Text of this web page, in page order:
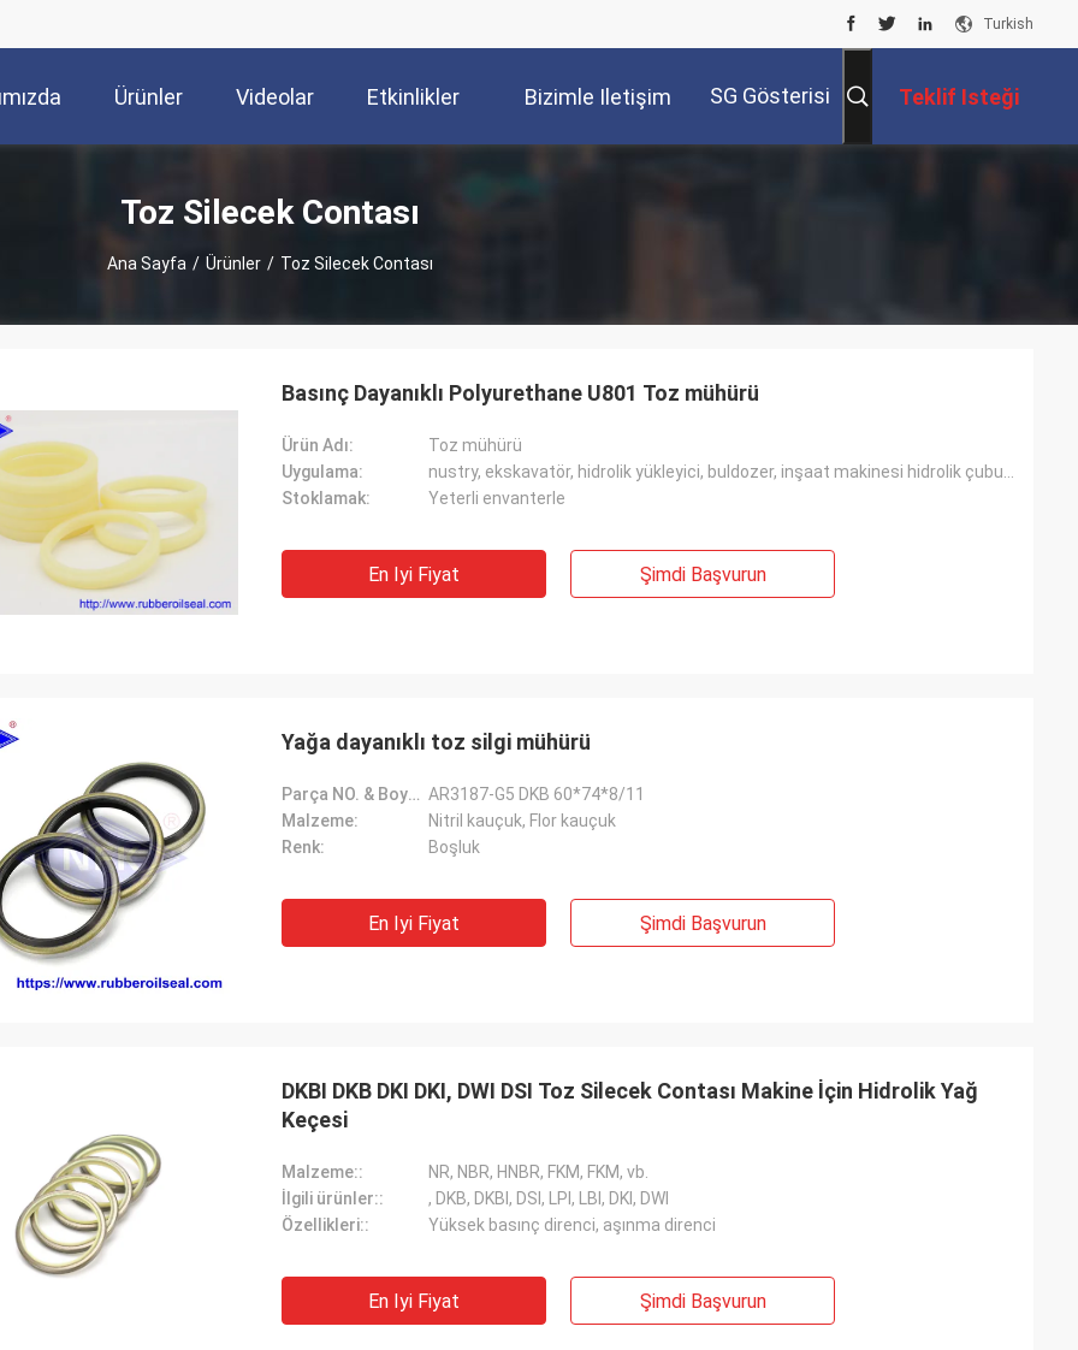
Turkish
Ürünler Videolar Etkinlikler Bizimle Iletişim SG Gösterisi Teklif Isteği
Toz Silecek Contası
Ana Sayfa / Ürünler / Toz Silecek Contası
Basınç Dayanıklı Polyurethane U801 Toz mühürü
Ürün Adı:
Toz mühürü
Uygulama:
Stoklamak:
Yeterli envanterle
En Iyi Fiyat Şimdi Başvurun
Yağa dayanıklı toz silgi mühürü
Parça NO. & Boyut: AR3187-G5 DKB 60*74*8/11
Malzeme:
Nitril kauçuk, Flor kauçuk
Renk:
Boşluk
En Iyi Fiyat Şimdi Başvurun
DKBI DKB DKI DKI, DWI DSI Toz Silecek Contası Makine İçin Hidrolik Yağ
Keçesi
Malzeme::
NR, NBR, HNBR, FKM, FKM, vb.
İlgili ürünler::
, DKB, DKBI, DSI, LPI, LBI, DKI, DWI
Özellikleri::
Yüksek basınç direnci, aşınma direnci
En Iyi Fiyat Şimdi Başvurun